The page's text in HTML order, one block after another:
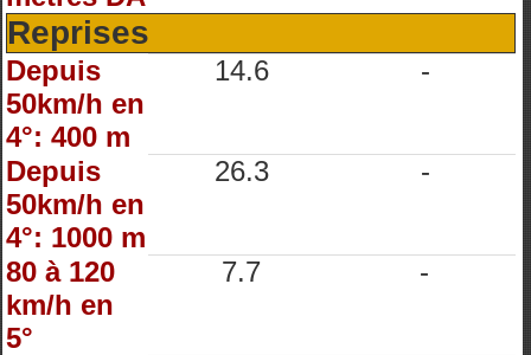
Reprises
Depuis
50km/h en
4°: 400 m
14.6 -
Depuis
50km/h en
4°: 1000 m
26.3 -
80 à 120
km/h en
5°
7.7 -